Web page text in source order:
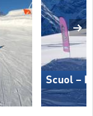
Scuol –